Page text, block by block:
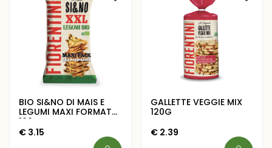
BIO SI&NO DI MAIS E
LEGUMI MAXI FORMATO
160G
€ 3.15
GALLETTE VEGGIE MIX
120G
€2.39